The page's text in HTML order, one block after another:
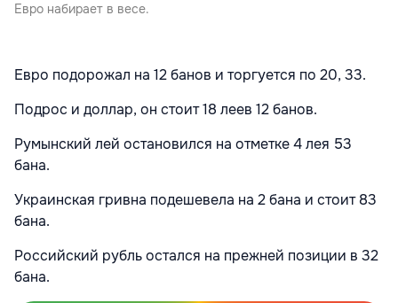
Евро набирает в весе.
Евро подорожал на 12 банов и торгуется по 20, 33.
Подрос и доллар, он стоит 18 леев 12 банов.
Румынский лей остановился на отметке 4 лея 53
бана.
Украинская гривна подешевела на 2 бана и стоит 83
бана.
Российский рубльостался на прежней позиции в 32
бана.